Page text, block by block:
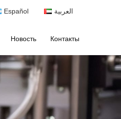
Español العربية
Новость Контакты